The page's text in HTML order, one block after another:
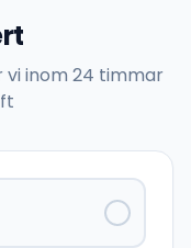
inom 24 timmar